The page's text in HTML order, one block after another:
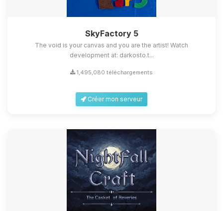
SkyFactory 5
The void is your canvas and you are the artist! Watch
development at: darkosto.t...
1,495,080 téléchargements
Créer mon serveur